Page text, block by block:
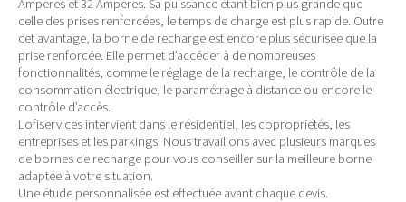
Ampères et 32 Ampères. Sa puissance étant bien plus grande que
celle des prises renforcées, le temps de charge est plus rapide. Outre
cet avantage, la borne de recharge est encore plus sécurisée que la
prise renforcée. Elle permet d’accéder à de nombreuses
fonctionnalités, comme le réglage de la recharge, le contrôle de la
consommation électrique, le paramétrage à distance ou encore le
contrôle d’accès.
Lofiservices intervient dans le résidentiel, les copropriétés, les
entreprises et les parkings. Nous travaillons avec plusieurs marques
de bornes de recharge pour vous conseiller sur la meilleure borne
adaptée à votre situation.
Une étude personnalisée est effectuée avant chaque devis.